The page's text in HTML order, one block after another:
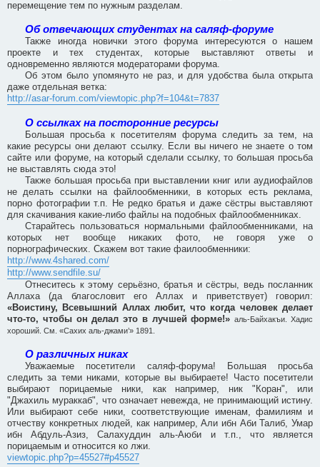
перемещение тем по нужным разделам.
Об отвечающих студентах на саляф-форуме
Также иногда новички этого форума интересуются о нашем
проекте и тех студентах, которые выставляют ответы и
одновременно являются модераторами форума.
Об этом было упомянуто не раз, и для удобства была открыта
даже отдельная ветка:
http://asar-forum.com/viewtopic.php?f=104&t=7837
О ссылках на посторонние ресурсы
Большая просьба к посетителям форума следить за тем, на
какие ресурсы они делают ссылку. Если вы ничего не знаете о том
сайте или форуме, на который сделали ссылку, то большая просьба
не выставлять сюда это!
Также большая просьба при выставлении книг или аудиофайлов
не делать ссылки на файлообменники, в которых есть реклама,
порно фотографии т.п. Не редко братья и даже сёстры выставляют
для скачивания какие-либо файлы на подобных файлообменниках.
Старайтесь пользоваться нормальными файлообменниками, на
которых нет вообще никаких фото, не говоря уже о
порнографических. Скажем вот такие фаилообменники:
http://www.4shared.com/
http://www.sendfile.su/
Отнеситесь к этому серьёзно, братья и сёстры, ведь посланник
Аллаха (да благословит его Аллах и приветствует) говорил:
«Воистину, Всевышний Аллах любит, что когда человек делает
что-то, чтобы он делал это в лучшей форме!»аль-Байхакъи. Хадис
хороший. См. «Сахих аль-джами’» 1891.
О различных никах
Уважаемые посетители саляф-форума! Большая просьба
следить за теми никами, которые вы выбираете! Часто посетители
выбирают порицаемые ники, как например, ник "Коран", или
"Джахиль мураккаб", что означает невежда, не принимающий истину.
Или выбирают себе ники, соответствующие именам, фамилиям и
отчеству конкретных людей, как например, Али ибн Аби Талиб, Умар
ибн Абдуль-Азиз, Салахуддин аль-Аюби и т.п., что является
порицаемым и относится ко лжи.
viewtopic.php?p=45527#p45527